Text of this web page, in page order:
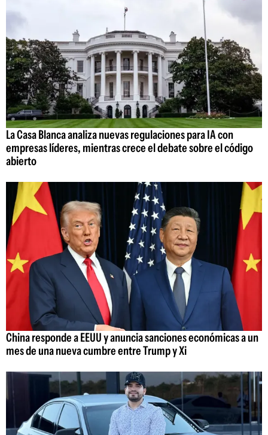
La Casa Blanca analiza nuevas regulaciones para IA con
empresas líderes, mientras crece el debate sobre el código
abierto
China responde a EEUU y anuncia sanciones económicas a un
mes de una nueva cumbre entre Trump y Xi